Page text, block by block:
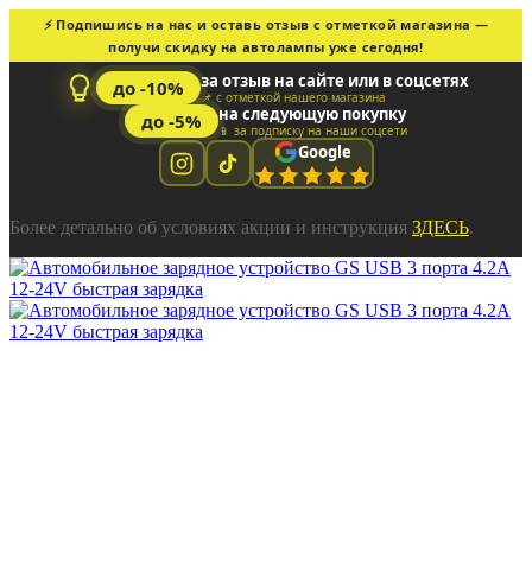
⚡ Подпишись на нас и оставь отзыв с отметкой магазина —
получи скидку на автолампы уже сегодня!
до -10% за отзыв на сайте или в соцсетях
📌 с отметкой нашего магазина
до -5% на следующую покупку
📱 за подписку на наши соцсети
Google
Более детально об условиях акции и инструкция ЗДЕСЬ.